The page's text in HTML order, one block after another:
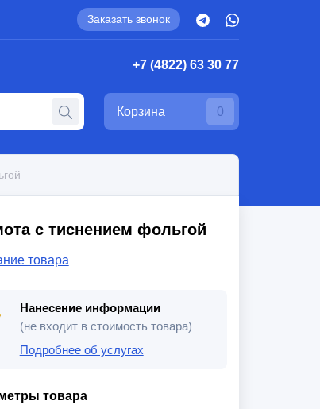
Заказать звонок
+7 (4822) 63 30 77
Корзина 0
с тиснением фольгой
товара
Нанесение информации
(не входит в стоимость товара)
Подробнее об услугах
товара